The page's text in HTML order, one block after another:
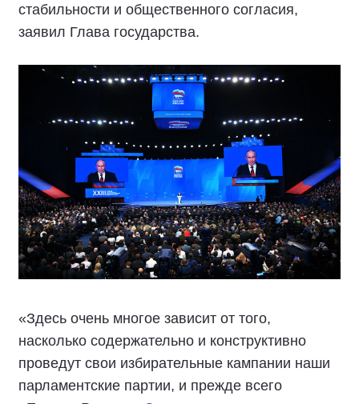
стабильности и общественного согласия,
заявил Глава государства.
«Здесь очень многое зависит от того,
насколько содержательно и конструктивно
проведут свои избирательные кампании наши
парламентские партии, и прежде всего